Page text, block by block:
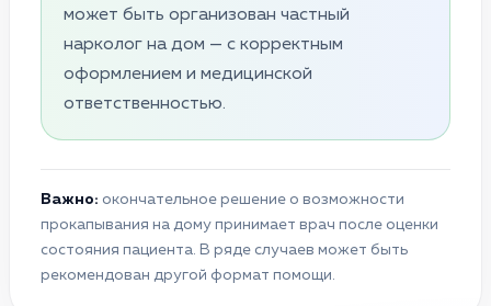
может быть организован частный
нарколог на дом — с корректным
оформлением и медицинской
ответственностью.
Важно: окончательное решение о возможности
прокапывания на дому принимает врач после оценки
состояния пациента. В ряде случаев может быть
рекомендован другой формат помощи.